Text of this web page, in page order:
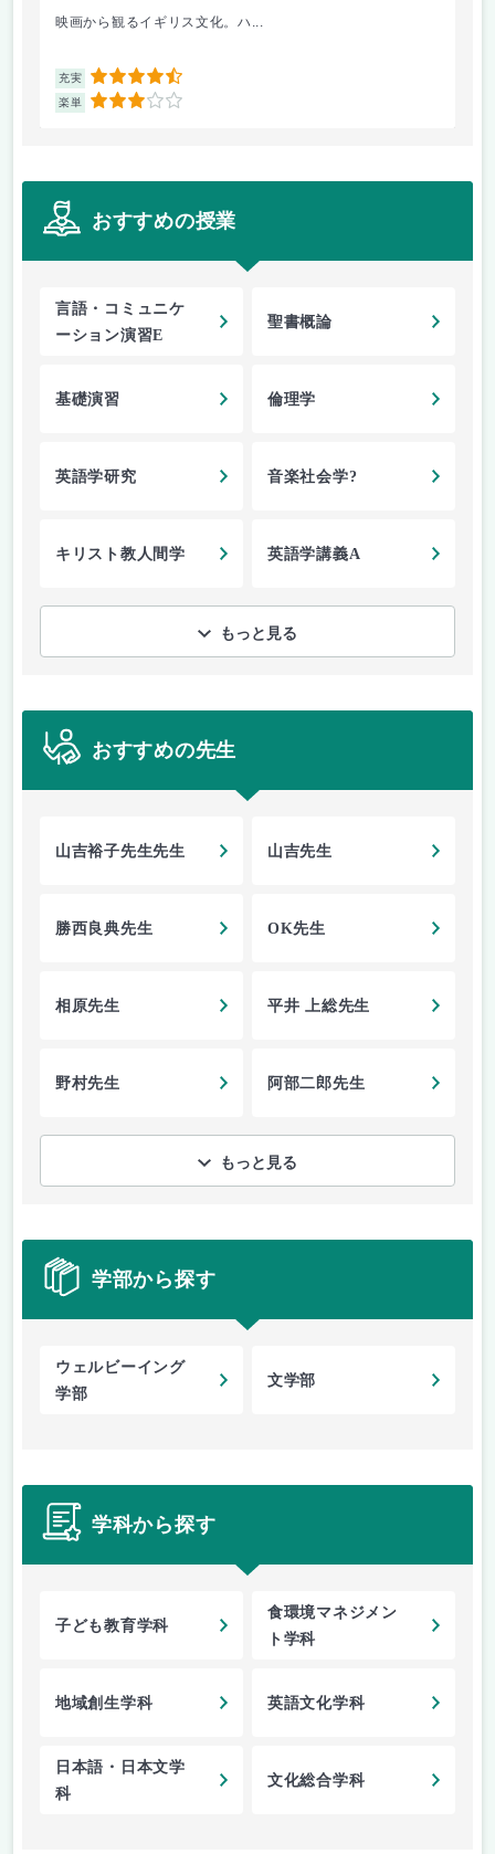
映画から観るイギリス文化。ハ...
充実 4.5
楽単 3
おすすめの授業
言語・コミュニケ
ーション演習E
聖書概論
基礎演習 倫理学
英語学研究 音楽社会学?
キリスト教人間学 英語学講義A
もっと見る
おすすめの先生
山吉裕子先生先生 山吉先生
勝西良典先生 OK先生
相原先生 平井 上総先生
野村先生 阿部二郎先生
もっと見る
学部から探す
ウェルビーイング
学部
文学部
学科から探す
子ども教育学科
食環境マネジメン
ト学科
地域創生学科 英語文化学科
日本語・日本文学
科
文化総合学科